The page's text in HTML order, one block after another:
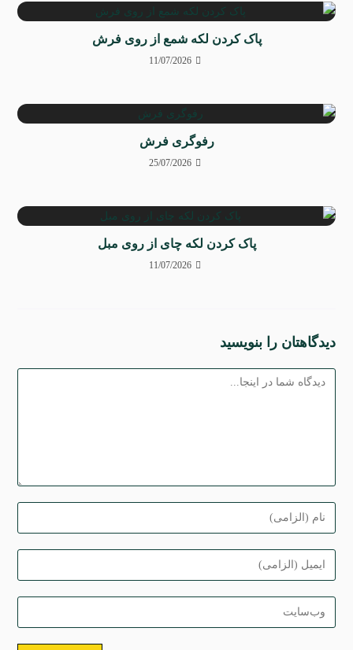
پاک کردن لکه شمع از روی فرش
11/07/2026
رفوگری فرش
25/07/2026
پاک کردن لکه چای از روی مبل
11/07/2026
دیدگاهتان را بنویسید